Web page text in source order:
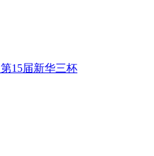
第15届新华三杯